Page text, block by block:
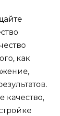
как
качество,